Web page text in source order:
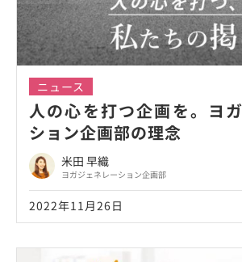
ニュース
人の心を打つ企画を。ヨ
ション企画部の理念
米田 早織
ヨガジェネレーション企画部
2022年11月26日